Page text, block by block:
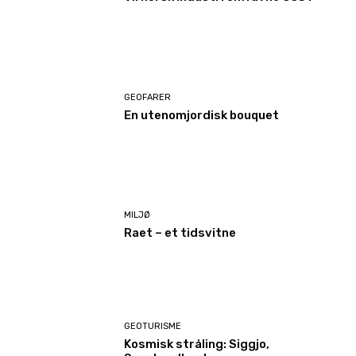
GEOFARER
En utenomjordisk bouquet
MILJØ
Raet – et tidsvitne
GEOTURISME
Kosmisk stråling: Siggjo,